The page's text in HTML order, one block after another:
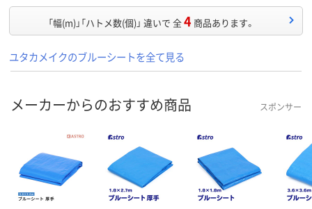
「幅(m)」「ハトメ数(個)」 違いで 全4 商品あります。
ユタカメイクのブルーシートを全て見る
メーカーからのおすすめ商品 スポンサー